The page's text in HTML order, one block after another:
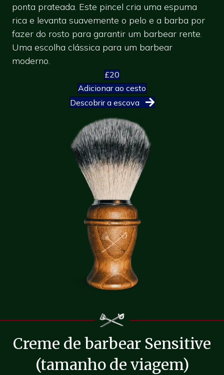
ponta prateada. Este pincel cria uma espuma
rica e levanta suavemente o pelo e a barba por
fazer do rosto para garantir um barbear rente.
Uma escolha clássica para um barbear
moderno.
£20
Adicionar ao cesto
Descobrir a escova
Creme de barbear Sensitive
(tamanho de viagem)